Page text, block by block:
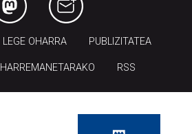
LEGE OHARRA PUBLIZITATEA
HARREMANETARAKO RSS